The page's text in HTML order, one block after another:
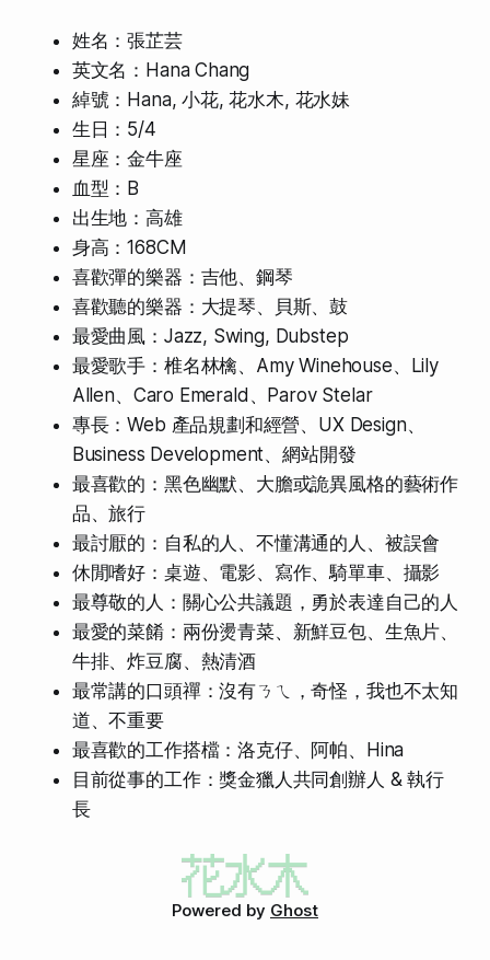
姓名：張芷芸
英文名：Hana Chang
綽號：Hana, 小花, 花水木, 花水妹
生日：5/4
星座：金牛座
血型：B
出生地：高雄
身高：168CM
喜歡彈的樂器：吉他、鋼琴
喜歡聽的樂器：大提琴、貝斯、鼓
最愛曲風：Jazz, Swing, Dubstep
最愛歌手：椎名林檎、Amy Winehouse、Lily
Allen、Caro Emerald、Parov Stelar
專長：Web 產品規劃和經營、UX Design、
Business Development、網站開發
最喜歡的：黑色幽默、大膽或詭異風格的藝術作
品、旅行
最討厭的：自私的人、不懂溝通的人、被誤會
休閒嗜好：桌遊、電影、寫作、騎單車、攝影
最尊敬的人：關心公共議題，勇於表達自己的人
最愛的菜餚：兩份燙青菜、新鮮豆包、生魚片、
牛排、炸豆腐、熱清酒
最常講的口頭禪：沒有ㄋㄟ，奇怪，我也不太知
道、不重要
最喜歡的工作搭檔：洛克仔、阿帕、Hina
目前從事的工作：獎金獵人共同創辦人 & 執行
長
Powered by Ghost